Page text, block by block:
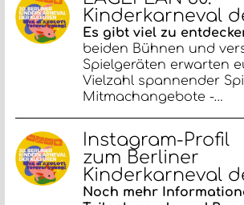
Kinderkarneval
Es gibt viel zu
beiden Bühnen und
Spielgeräten erwarten
Vielzahl spannender
Mitmachangebote -…
Instagram-Profil
zum Berliner
Kinderkarneval
Noch mehr